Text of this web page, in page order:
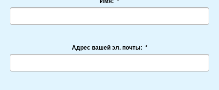
Адрес вашей эл. почты: *